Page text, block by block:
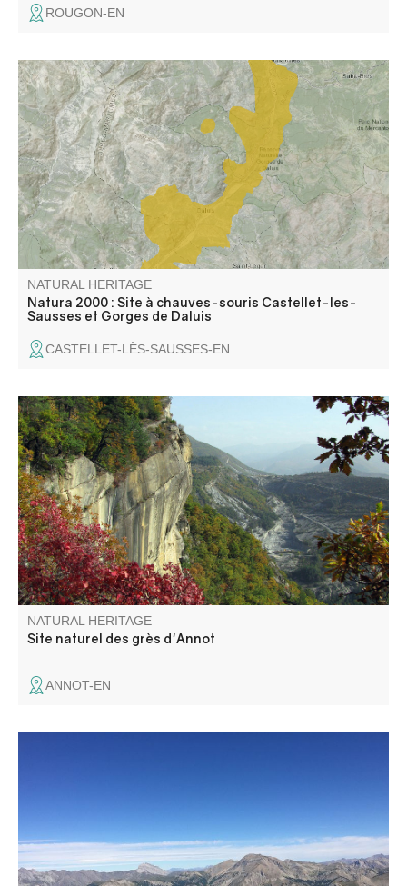
ROUGON-EN
Zone représentative de l'étage subméditerranéen où
dominent les landes à buis, genêt cendré, lavande. Zone
peu prospectée au niveau espèces végétales et milieux.
Gorges remarquables.
NATURAL HERITAGE
Natura 2000 : Site à chauves-souris Castellet-les-
Sausses et Gorges de Daluis
CASTELLET-LÈS-SAUSSES-EN
The Annot sandstone site is an astonishing world of
cyclopean sandstone blocks, ancestral legends and
millennia of history. Overlooking the village, an area of
150 ha is now classified as a Sensitive Natural Area.
NATURAL HERITAGE
Site naturel des grès d'Annot
ANNOT-EN